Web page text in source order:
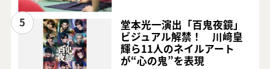
5
堂本光一演出「百鬼夜鏡」
ビジュアル解禁！ 川﨑皇
輝ら11人のネイルアート
が“心の鬼”を表現